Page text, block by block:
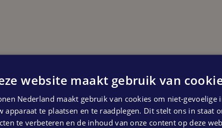
Start bouw
Eerste kwartaal 2026
geen rechten ontleend worden aan bovenstaande
website maakt gebruik van
Nederland maakt gebruik van cookies om niet-gevoelige
apparaat te plaatsen en te raadplegen. Dit stelt ons in staat
te verbeteren en de inhoud van onze content op deze